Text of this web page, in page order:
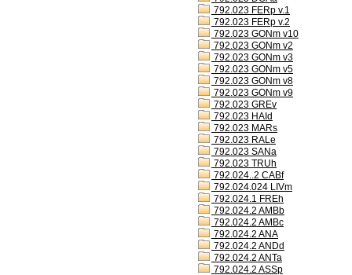
792.023 FERp v.1
792.023 FERp v.2
792.023 GONm v10
792.023 GONm v2
792.023 GONm v3
792.023 GONm v5
792.023 GONm v8
792.023 GONm v9
792.023 GREv
792.023 HAId
792.023 MARs
792.023 RALe
792.023 SANa
792.023 TRUh
792.024..2 CABf
792.024.024 LIVm
792.024.1 FREh
792.024.2 AMBb
792.024.2 AMBc
792.024.2 ANA
792.024.2 ANDd
792.024.2 ANTa
792.024.2 ASSp